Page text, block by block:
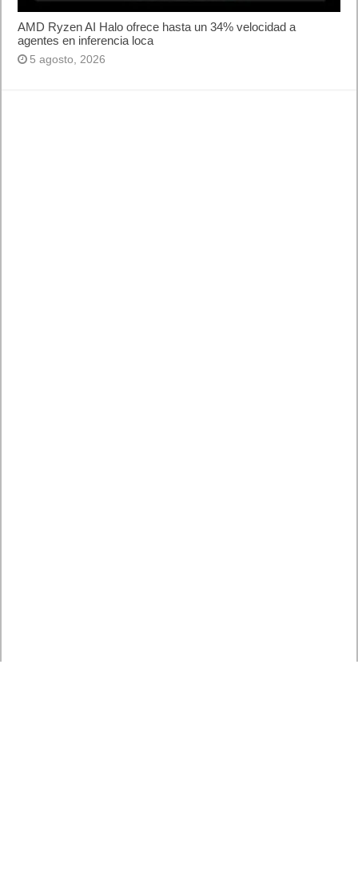
AMD Ryzen AI Halo ofrece hasta un 34% velocidad a
agentes en inferencia loca
5 agosto, 2026